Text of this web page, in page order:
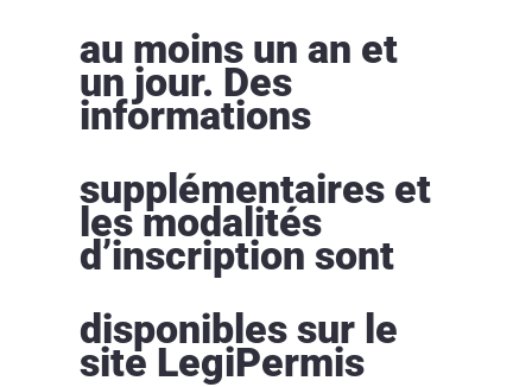
au moins un an et
un jour. Des
informations
supplémentaires et
les modalités
d’inscription sont
disponibles sur le
site LegiPermis